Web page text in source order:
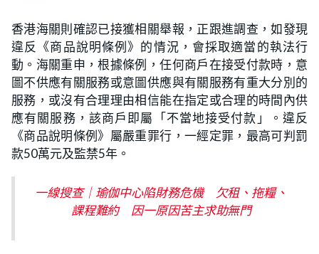
香港海關則確認已接獲相關舉報，正跟進調查，如發現
違反《商品說明條例》的情況，會採取適當的執法行
動。海關重申，根據條例，任何商戶在接受付款時，意
圖不供應有關服務或意圖供應與有關服務有重大分別的
服務，或沒有合理理由相信能在指定或合理的時間內供
應有關服務，該商戶即屬「不當地接受付款」。違反
《商品說明條例》屬嚴重罪行，一經定罪，最高可判罰
款50萬元及監禁5年。
一線搜查｜瑜伽中心陷財務危機 欠租、拖糧、
課程難約 因一原因苦主求助無門